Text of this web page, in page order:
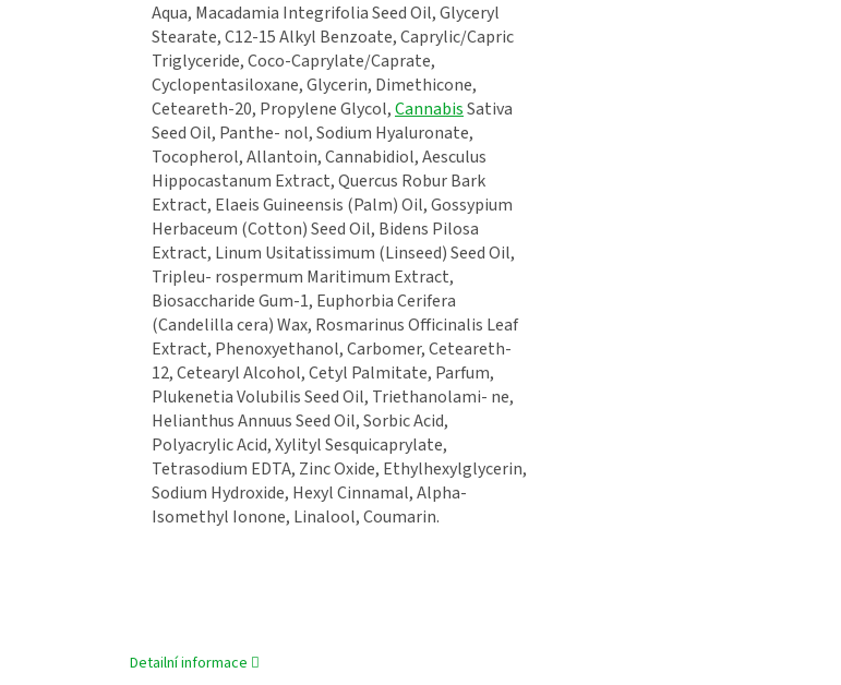
Aqua, Macadamia Integrifolia Seed Oil, Glyceryl
Stearate, C12-15 Alkyl Benzoate, Caprylic/Capric
Triglyceride, Coco-Caprylate/Caprate,
Cyclopentasiloxane, Glycerin, Dimethicone,
Ceteareth-20, Propylene Glycol,CannabisSativa
Seed Oil, Panthe- nol, Sodium Hyaluronate,
Tocopherol, Allantoin, Cannabidiol, Aesculus
Hippocastanum Extract, Quercus Robur Bark
Extract, Elaeis Guineensis (Palm) Oil, Gossypium
Herbaceum (Cotton) Seed Oil, Bidens Pilosa
Extract, Linum Usitatissimum (Linseed) Seed Oil,
Tripleu- rospermum Maritimum Extract,
Biosaccharide Gum-1, Euphorbia Cerifera
(Candelilla cera) Wax, Rosmarinus Officinalis Leaf
Extract, Phenoxyethanol, Carbomer, Ceteareth-
12, Cetearyl Alcohol, Cetyl Palmitate, Parfum,
Plukenetia Volubilis Seed Oil, Triethanolami- ne,
Helianthus Annuus Seed Oil, Sorbic Acid,
Polyacrylic Acid, Xylityl Sesquicaprylate,
Tetrasodium EDTA, Zinc Oxide, Ethylhexylglycerin,
Sodium Hydroxide, Hexyl Cinnamal, Alpha-
Isomethyl Ionone, Linalool, Coumarin.
Detailní informace